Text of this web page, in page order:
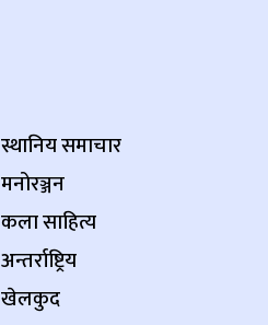
स्थानिय समाचार
मनोरञ्जन
कला साहित्य
अन्तर्राष्ट्रिय
खेलकुद